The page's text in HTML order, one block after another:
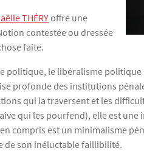
THÉRYoffre une
contestée ou dressée
faite.
politique, le libéralisme
profonde des institutions
qui la traversent et les
qui les pourfend), elle est
compris est un minimalisme
de son inéluctable faillibilité.